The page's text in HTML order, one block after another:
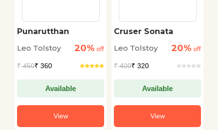
Punarutthan
Leo Tolstoy
20% off
₹450₹ 360
Available
View
Cruser Sonata
Leo Tolstoy
20% off
₹400₹ 320
Available
View